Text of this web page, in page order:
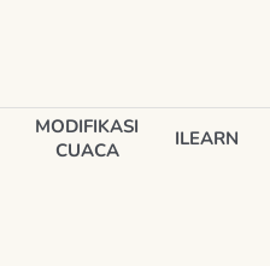
MODIFIKASI
CUACA
ILEARN